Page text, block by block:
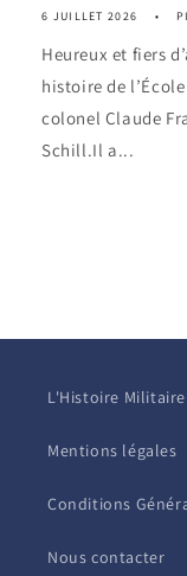
6 JUILLET 2026
Heureux et fiers
histoire de
colonel Claude
Schill.Il a...
L'Histoire
Mentions légales
Conditions
Nous contacter